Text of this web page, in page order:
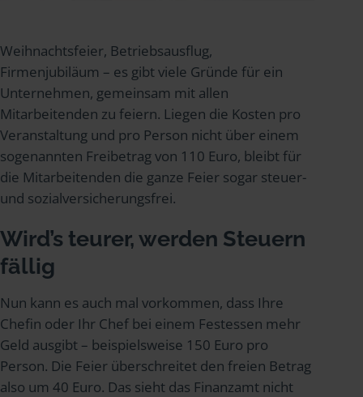
Weihnachtsfeier, Betriebsausflug,
Firmenjubiläum – es gibt viele Gründe für ein
Unternehmen, gemeinsam mit allen
Mitarbeitenden zu feiern. Liegen die Kosten pro
Veranstaltung und pro Person nicht über einem
sogenannten Freibetrag von 110 Euro, bleibt für
die Mitarbeitenden die ganze Feier sogar steuer-
und sozialversicherungsfrei.
Wird’s teurer, werden Steuern
fällig
Nun kann es auch mal vorkommen, dass Ihre
Chefin oder Ihr Chef bei einem Festessen mehr
Geld ausgibt – beispielsweise 150 Euro pro
Person. Die Feier überschreitet den freien Betrag
also um 40 Euro. Das sieht das Finanzamt nicht